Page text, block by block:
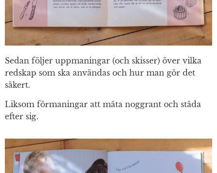
Sedan följer uppmaningar (och skisser) över vilka
redskap som ska användas och hur man gör det
säkert.
Liksom förmaningar att mäta noggrant och städa
efter sig.